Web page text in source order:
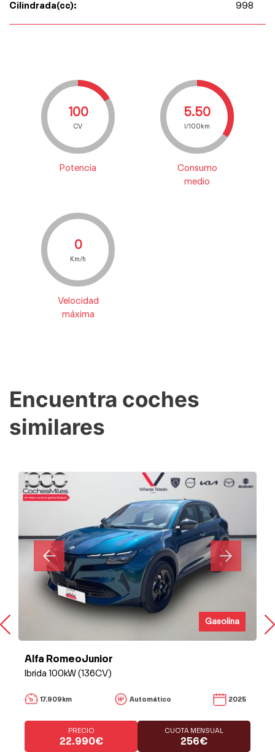
Cilindrada(cc): 998
100
CV
Potencia
5.50
l/100km
Consumo
medio
0
Km/h
Velocidad
máxima
Encuentra coches
similares
Gasolina
Alfa RomeoJunior
Ibrida 100kW (136CV)
17.909km Automático 2025
PRECIO
22.990€
CUOTA MENSUAL
256€